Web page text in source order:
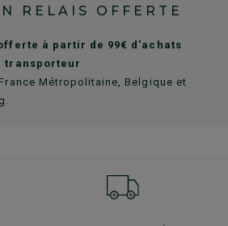
RELAIS OFFERTE
à partir de 99€ d'achats
transporteur
Métropolitaine, Belgique et